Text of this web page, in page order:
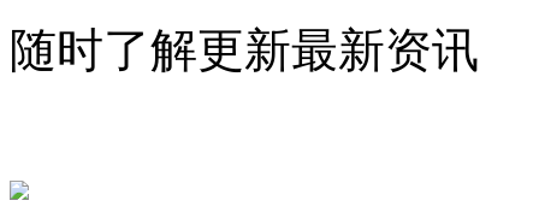
随时了解更新最新资讯